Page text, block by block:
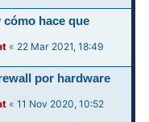
cómo hace que
« 22 Mar 2021, 18:49
por hardware
«11 Nov 2020, 10:52